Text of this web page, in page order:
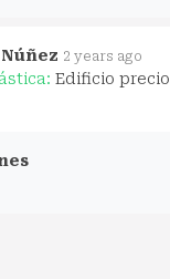
2 years ago
Edificio